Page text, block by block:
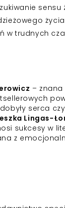
sensu
życia
w trudnych
–
serca
Lingas-
sukcesy w
z